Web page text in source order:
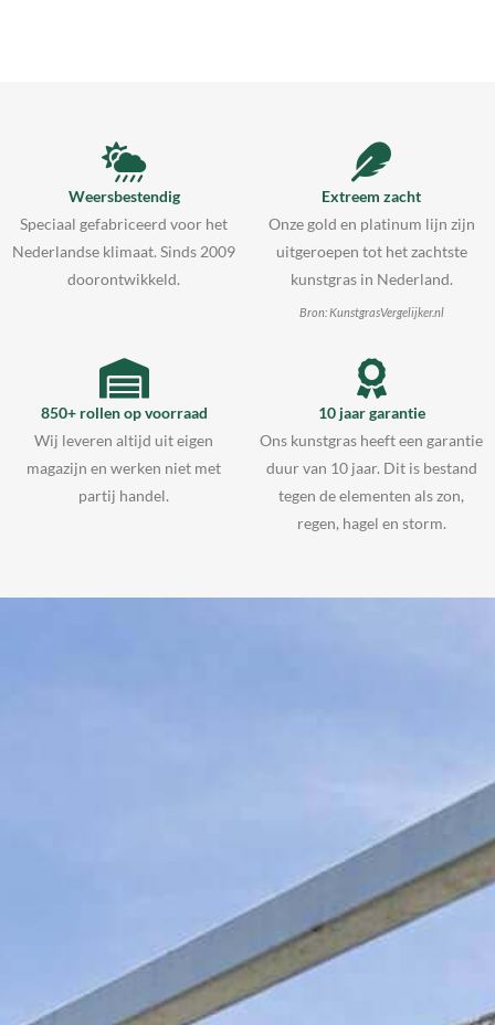
Weersbestendig
Speciaal gefabriceerd voor het
Nederlandse klimaat. Sinds 2009
doorontwikkeld.
Extreem zacht
Onze gold en platinum lijn zijn
uitgeroepen tot het zachtste
kunstgras in Nederland.
Bron: KunstgrasVergelijker.nl
850+ rollen op voorraad
Wij leveren altijd uit eigen
magazijn en werken niet met
partij handel.
10 jaar garantie
Ons kunstgras heeft een garantie
duur van 10 jaar. Dit is bestand
tegen de elementen als zon,
regen, hagel en storm.